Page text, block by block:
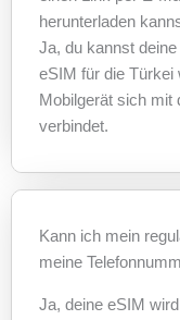
herunterladen
Ja, du kannst
eSIM für die Türkei
Mobilgerät sich mit
verbindet.
Kann ich mein
meine
Ja, deine eSIM